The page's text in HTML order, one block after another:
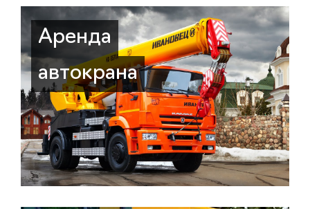
Аренда
автокрана